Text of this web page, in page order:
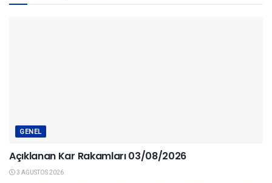
GENEL
Açıklanan Kar Rakamları 03/08/2026
3 AĞUSTOS 2026